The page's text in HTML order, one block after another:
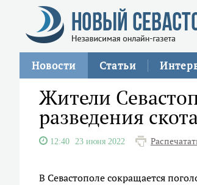
Новости Статьи
Жители
разведения
12:40 23 июня 2022
В Севастополе сокращается